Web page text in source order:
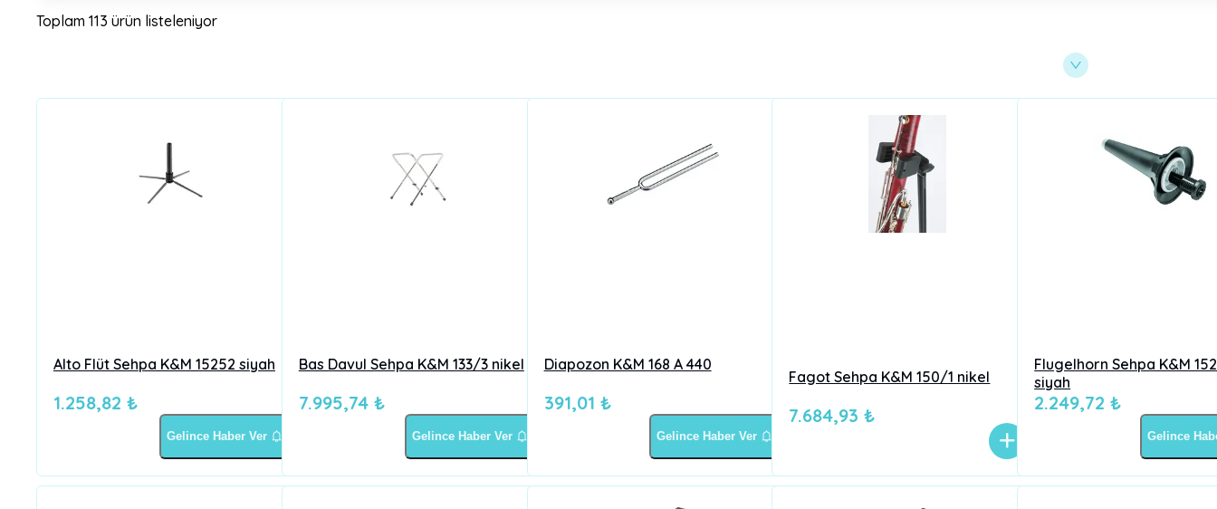
Toplam 113 ürün listeleniyor
Alto Flüt Sehpa K&M 15252 siyah
1.258,82 ₺
Gelince Haber Ver
Bas Davul Sehpa K&M 133/3 nikel
7.995,74 ₺
Gelince Haber Ver
Diapozon K&M 168 A 440
391,01 ₺
Gelince Haber Ver
Fagot Sehpa K&M 150/1 nikel
7.684,93 ₺
Flugelhorn Sehpa K&M
siyah
2.249,72 ₺
Gelince